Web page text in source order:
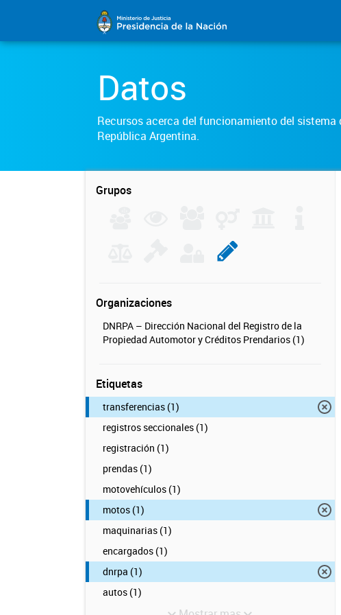
Datos
Recursos acerca del funcionamiento del sistema
República Argentina.
Grupos
Organizaciones
DNRPA – Dirección Nacional del Registro de la
Propiedad Automotor y Créditos Prendarios (1)
Etiquetas
transferencias (1)
registros seccionales (1)
registración (1)
prendas (1)
motovehículos (1)
motos (1)
maquinarias (1)
encargados (1)
dnrpa (1)
autos (1)